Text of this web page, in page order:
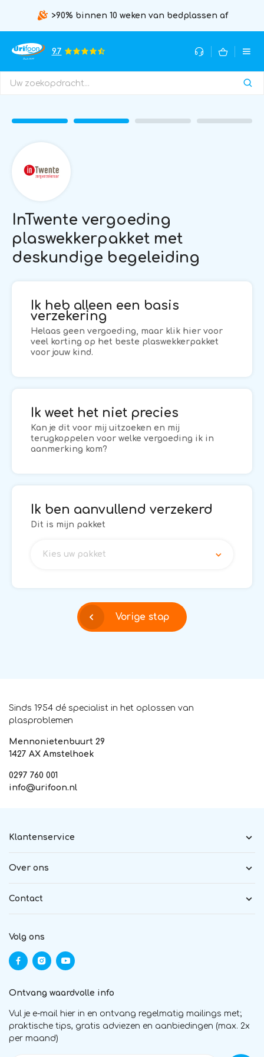
>90% binnen 10 weken van bedplassen af
9.7
InTwente vergoeding
plaswekkerpakket met
deskundige begeleiding
Ik heb alleen een basis
verzekering
Helaas geen vergoeding, maar klik hier voor
veel korting op het beste plaswekkerpakket
voor jouw kind.
Ik weet het niet precies
Kan je dit voor mij uitzoeken en mij
terugkoppelen voor welke vergoeding ik in
aanmerking kom?
Ik ben aanvullend verzekerd
Dit is mijn pakket
Kies uw pakket
Vorige stap
Sinds 1954 dé specialist in het oplossen van
plasproblemen
Mennonietenbuurt 29
1427 AX Amstelhoek
0297 760 001
info@urifoon.nl
Klantenservice
Over ons
Contact
Volg ons
Ontvang waardvolle info
Vul je e-mail hier in en ontvang regelmatig mailings met;
praktische tips, gratis adviezen en aanbiedingen (max. 2x
per maand)